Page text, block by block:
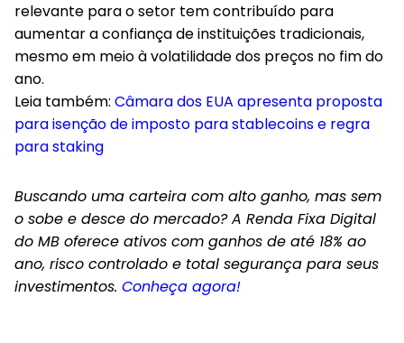
relevante para o setor tem contribuído para
aumentar a confiança de instituições tradicionais,
mesmo em meio à volatilidade dos preços no fim do
ano.
Leia também: Câmara dos EUA apresenta proposta
para isenção de imposto para stablecoins e regra
para staking
Buscando uma carteira com alto ganho, mas sem
o sobe e desce do mercado? A Renda Fixa Digital
do MB oferece ativos com ganhos de até 18% ao
ano, risco controlado e total segurança para seus
investimentos. Conheça agora!